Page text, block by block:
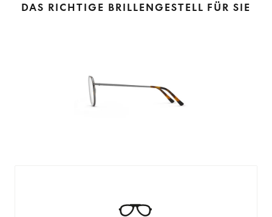
DAS RICHTIGE BRILLENGESTELL FÜR SIE